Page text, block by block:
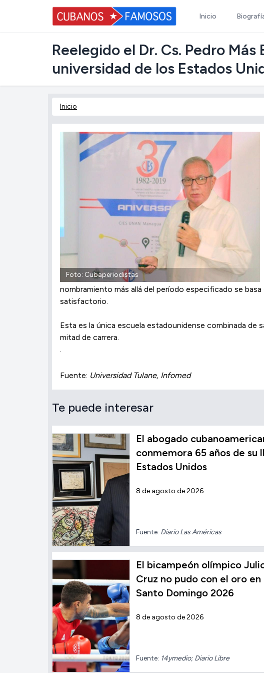
Inicio
Reelegido el Dr. Cs. Pedro
universidad de los Estados
Inicio
Foto: Cubaperiodistas
nombramiento más allá del período especificado se
satisfactorio.
Esta es la única escuela estadounidense combinada de
mitad de carrera.
.
Fuente: Universidad Tulane, Infomed
Te puede interesar
El abogado
conmemora 65 años de su
Estados Unidos
8 de agosto de 2026
Fuente: Diario Las Américas
El bicampeón olímpico
Cruz no pudo con el oro
Santo Domingo 2026
8 de agosto de 2026
Fuente: 14ymedio; Diario Libre